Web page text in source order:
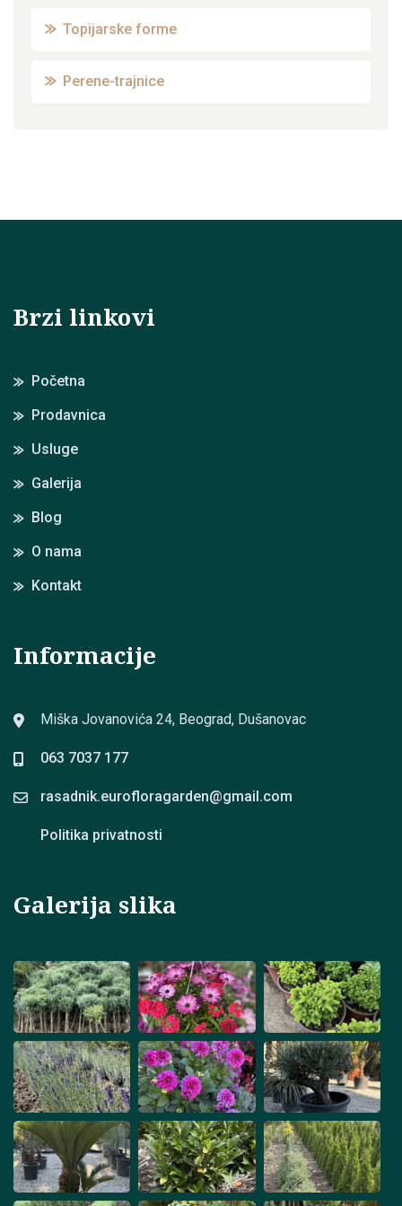
Topijarske forme
Perene-trajnice
Brzi linkovi
Početna
Prodavnica
Usluge
Galerija
Blog
O nama
Kontakt
Informacije
Miška Jovanovića 24, Beograd, Dušanovac
063 7037 177
rasadnik.eurofloragarden@gmail.com
Politika privatnosti
Galerija slika